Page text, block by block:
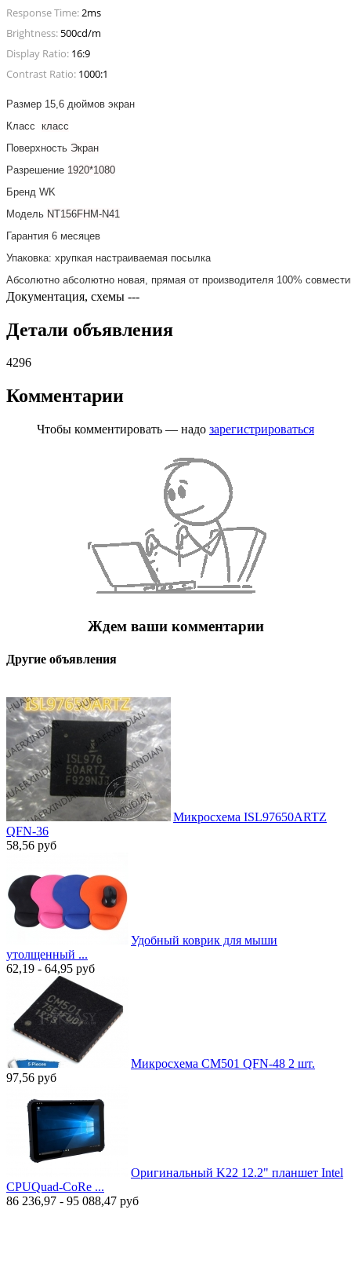
Response Time:2ms
Brightness: 500cd/m
Display Ratio: 16:9
Contrast Ratio: 1000:1
Размер 15,6 дюймов экран
Класс класс
Поверхность Экран
Разрешение 1920*1080
Бренд WK
Модель NT156FHM-N41
Гарантия 6 месяцев
Упаковка: хрупкая настраиваемая посылка
Абсолютно абсолютно новая, прямая от производителя 100%
Документация, схемы ---
Детали объявления
4296
Комментарии
Чтобы комментировать — надо зарегистрироваться
Ждем ваши комментарии
Другие объявления
Микросхема ISL97650ARTZ
QFN-36
58,56 руб
Удобный коврик для мыши
утолщенный ...
62,19 - 64,95 руб
Микросхема CM501 QFN-48 2 шт.
97,56 руб
Оригинальный K22 12.2" планшет Intel
CPUQuad-CoRe ...
86 236,97 - 95 088,47 руб